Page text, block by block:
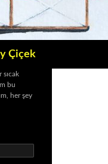
Çiçek
bu
her şey